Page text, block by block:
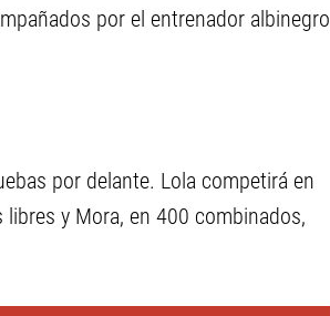
por el entrenador albinegro
por delante. Lola competirá en
y Mora, en 400 combinados,